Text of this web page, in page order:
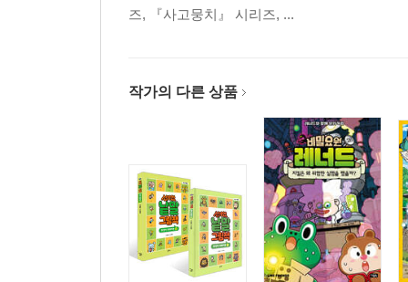
즈, 『사고뭉치』 시리즈, ...
작가의 다른 상품